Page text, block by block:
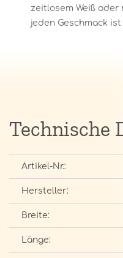
zeitlosem Weiß
jeden Geschmack
Technische
Artikel-Nr.:
Hersteller:
Breite:
Länge: